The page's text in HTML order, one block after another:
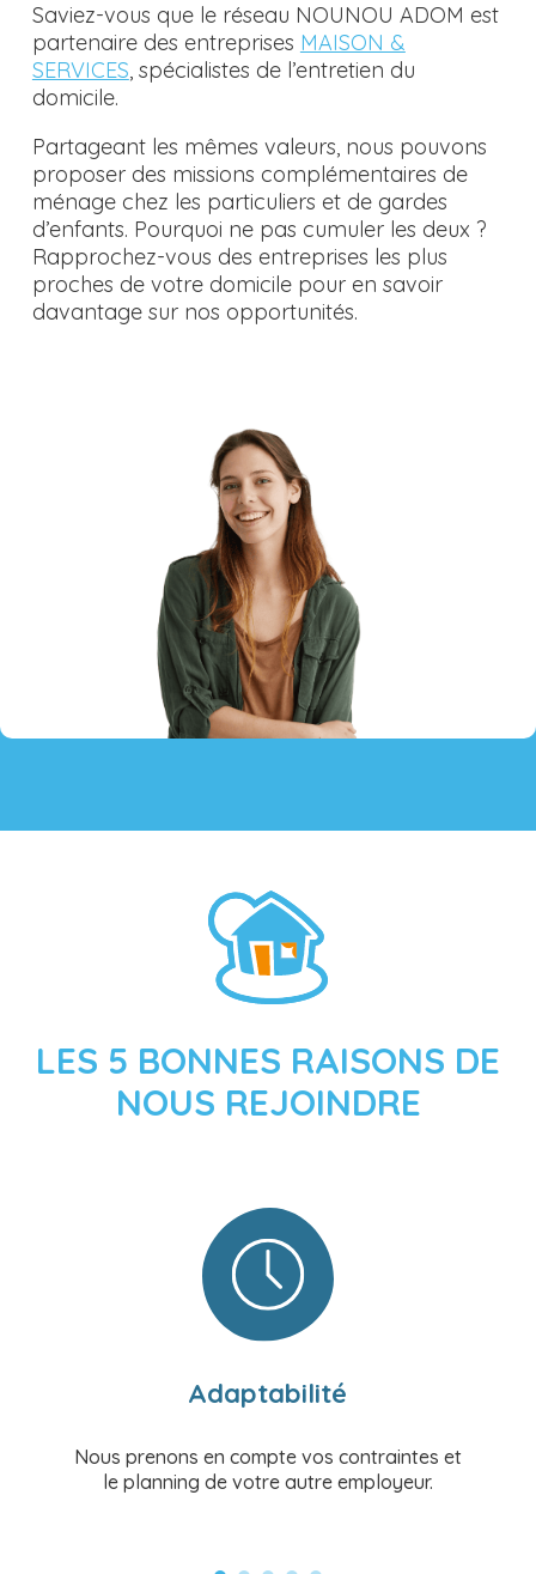
Saviez-vous que le réseau NOUNOU ADOM est
partenaire des entreprises MAISON &
SERVICES, spécialistes de l’entretien du
domicile.
Partageant les mêmes valeurs, nous pouvons
proposer des missions complémentaires de
ménage chez les particuliers et de gardes
d’enfants. Pourquoi ne pas cumuler les deux ?
Rapprochez-vous des entreprises les plus
proches de votre domicile pour en savoir
davantage sur nos opportunités.
LES 5 BONNES RAISONS DE
NOUS REJOINDRE
Adaptabilité
Nous prenons en compte vos contraintes et
le planning de votre autre employeur.